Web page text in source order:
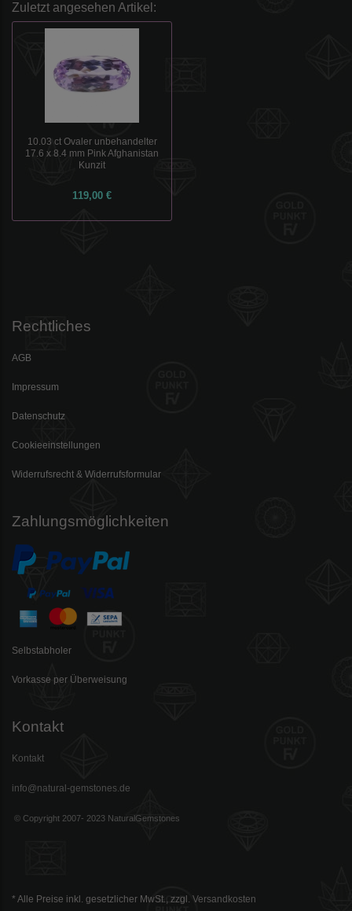
Zuletzt angesehen Artikel:
10.03 ct Ovaler unbehandelter
17.6 x 8.4 mm Pink Afghanistan
Kunzit
119,00 €
Rechtliches
AGB
Impressum
Datenschutz
Cookieeinstellungen
Widerrufsrecht & Widerrufsformular
Zahlungsmöglichkeiten
Selbstabholer
Vorkasse per Überweisung
Kontakt
Kontakt
info@natural-gemstones.de
© Copyright 2007- 2023 NaturalGemstones
* Alle Preise inkl. gesetzlicher MwSt., zzgl. Versandkosten